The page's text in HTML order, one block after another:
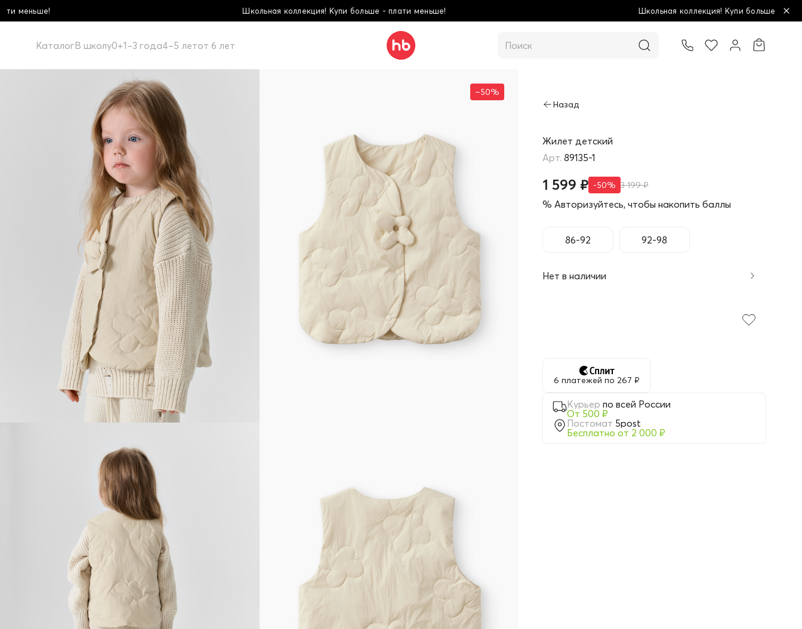
Школьная коллекция! Купи больше - плати меньше! Школьная коллекция! Купи больше - плати меньше!
КаталогВ школу0+1–3 года4–5 летот 6 лет
Жилет детский
89135-1
1 599 ₽ -50% 3 199 ₽
% Авторизуйтесь, чтобы накопить баллы
86-92 92-98
Нет в наличии
6 платежей по 267 ₽
Курьер по всей России
От 500 ₽
Постомат 5post
Бесплатно от 2 000 ₽
–50%
Товар добавлен в корзину